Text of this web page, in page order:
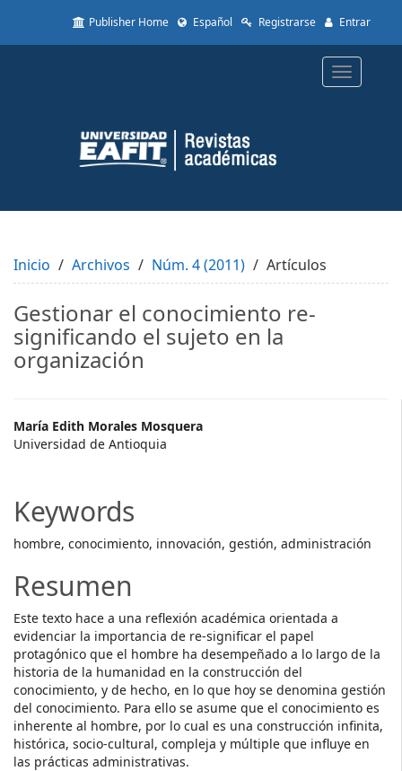
to
Content
Sidebar
Publisher Home Español Registrarse Entrar
Toggle
Inicio Archivos Núm. 4 (2011) Artículos
Gestionar el conocimiento re-
significando el sujeto en la
organización
Main
Article
María Edith Morales Mosquera
Universidad de Antioquia
Keywords
hombre, conocimiento, innovación, gestión, administración
Resumen
Este texto hace a una reflexión académica orientada a
evidenciar la importancia de re-significar el papel
protagónico que el hombre ha desempeñado a lo largo de la
historia de la humanidad en la construcción del
conocimiento, y de hecho, en lo que hoy se denomina gestión
del conocimiento. Para ello se asume que el conocimiento es
inherente al hombre, por lo cual es una construcción infinita,
histórica, socio-cultural, compleja y múltiple que influye en
las prácticas administrativas.